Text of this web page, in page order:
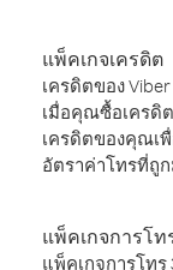
แพ็คเกจเครดิต
เครดิตของ
เมื่อคุณซื้อเครดิ
เครดิตของคุณเ
อัตราค่าโทรที่ถู
แพ็คเกจการโท
แพ็คเกจการโท